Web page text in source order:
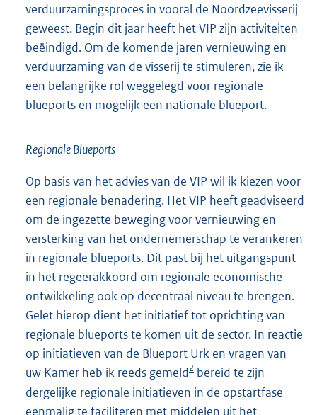
verduurzamingsproces in vooral de Noordzeevisserij
geweest. Begin dit jaar heeft het VIP zijn activiteiten
beëindigd. Om de komende jaren vernieuwing en
verduurzaming van de visserij te stimuleren, zie ik
een belangrijke rol weggelegd voor regionale
blueports en mogelijk een nationale blueport.
Regionale Blueports
Op basis van het advies van de VIP wil ik kiezen voor
een regionale benadering. Het VIP heeft geadviseerd
om de ingezette beweging voor vernieuwing en
versterking van het ondernemerschap te verankeren
in regionale blueports. Dit past bij het uitgangspunt
in het regeerakkoord om regionale economische
ontwikkeling ook op decentraal niveau te brengen.
Gelet hierop dient het initiatief tot oprichting van
regionale blueports te komen uit de sector. In reactie
op initiatieven van de Blueport Urk en vragen van
uw Kamer heb ik reeds gemeld2 bereid te zijn
dergelijke regionale initiatieven in de opstartfase
eenmalig te faciliteren met middelen uit het